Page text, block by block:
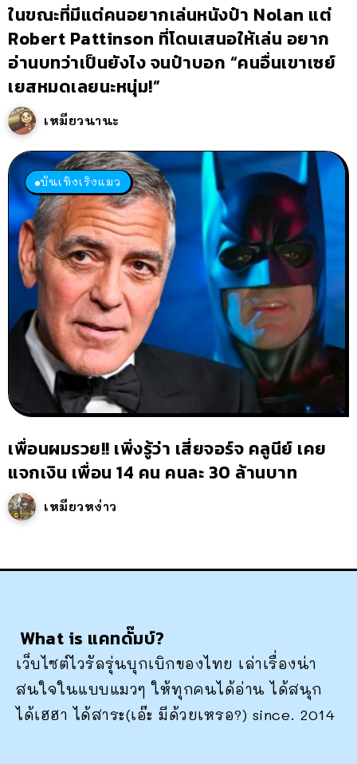
ในขณะที่มีแต่คนอยากเล่นหนังป๋า Nolan แต่
Robert Pattinson ที่โดนเสนอให้เล่น อยาก
อ่านบทว่าเป็นยังไง จนป๋าบอก “คนอื่นเขาเซย์
เยสหมดเลยนะหนุ่ม!”
เหมียวนานะ
บันเทิงเริงแมว
เพื่อนผมรวย!! เพิ่งรู้ว่า เสี่ยจอร์จ คลูนีย์ เคย
แจกเงิน เพื่อน 14 คน คนละ 30 ล้านบาท
เหมียวหง่าว
What is แคทดั๊มบ์?
เว็บไซต์ไวรัลรุ่นบุกเบิกของไทย เล่าเรื่องน่า
สนใจในแบบแมวๆ ให้ทุกคนได้อ่าน ได้สนุก
ได้เฮฮา ได้สาระ(เอ๊ะ มีด้วยเหรอ?) since. 2014